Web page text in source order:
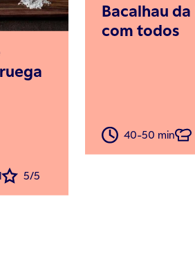
5/5
Bacalhau
com todos
40-50 min